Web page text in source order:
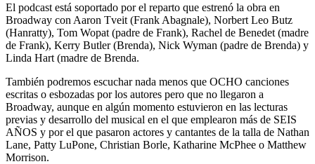
El podcast está soportado por el reparto que estrenó la obra en
Broadway con Aaron Tveit (Frank Abagnale), Norbert Leo Butz
(Hanratty), Tom Wopat (padre de Frank), Rachel de Benedet (madre
de Frank), Kerry Butler (Brenda), Nick Wyman (padre de Brenda) y
Linda Hart (madre de Brenda.
También podremos escuchar nada menos que OCHO canciones
escritas o esbozadas por los autores pero que no llegaron a
Broadway, aunque en algún momento estuvieron en las lecturas
previas y desarrollo del musical en el que emplearon más de SEIS
AÑOS y por el que pasaron actores y cantantes de la talla de Nathan
Lane, Patty LuPone, Christian Borle, Katharine McPhee o Matthew
Morrison.